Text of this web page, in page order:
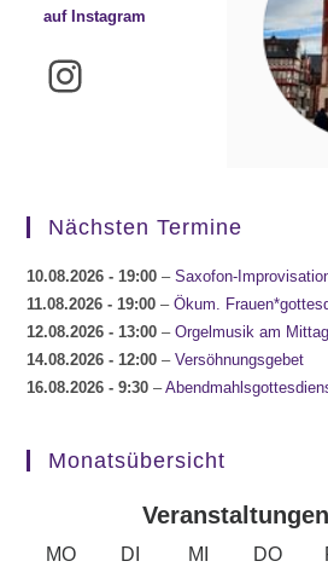
auf Instagram
Instagram
Nächsten Termine
10.08.2026 - 19:00 –Saxofon-
11.08.2026 - 19:00 –Ökum.
12.08.2026 - 13:00 –Orgelmusik am Mittag
14.08.2026 - 12:00 –Versöhnungsgebet
16.08.2026 - 9:30 –
Monatsübersicht
MO MONTAG
DI DIENSTAG
MI MITTWOCH
DO